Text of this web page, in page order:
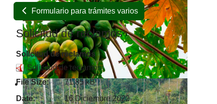
Formulario para trámites varios
Solicitud de reclamos
Solicitud de reclamos
Solicitud de reclamos
File Size:
71.85 kB
Date:
16 Diciembre 2022